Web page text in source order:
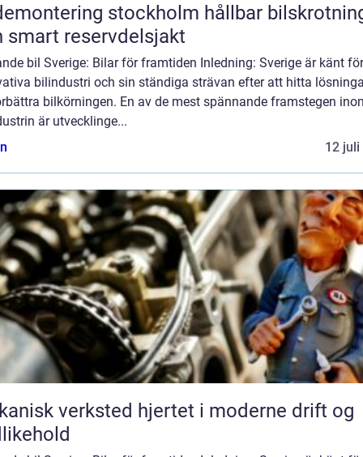
stockholm hållbar bilskrotning
smart reservdelsjakt
bil Sverige: Bilar för framtiden Inledning: Sverige är känt
bilindustri och sin ständiga strävan efter att hitta
bilkörningen. En av de mest spännande framstegen
är utvecklinge...
12 juli
verksted hjertet i moderne drift og